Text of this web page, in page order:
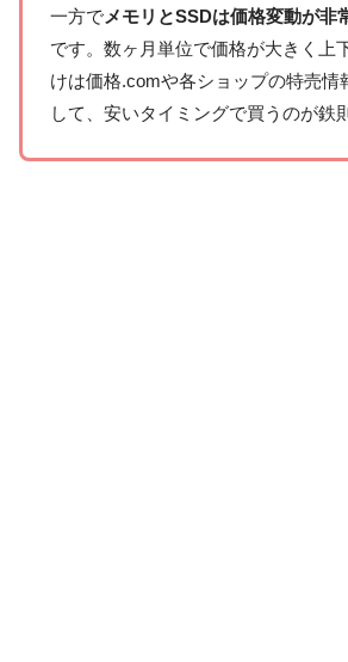
一方でメモリとSSDは価格変動が非
です。数ヶ月単位で価格が大きく上
けは価格.comや各ショップの特売情
して、安いタイミングで買うのが鉄